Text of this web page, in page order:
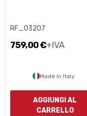
RF_03207
759,00 €+IVA
Made in Italy
AGGIUNGI AL
CARRELLO